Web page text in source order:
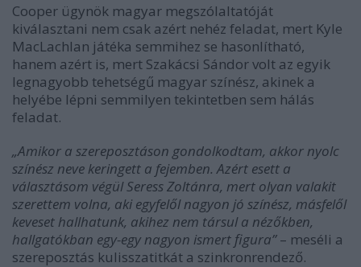
Cooper ügynök magyar megszólaltatóját
kiválasztani nem csak azért nehéz feladat, mert Kyle
MacLachlan játéka semmihez se hasonlítható,
hanem azért is, mert Szakácsi Sándor volt az egyik
legnagyobb tehetségű magyar színész, akinek a
helyébe lépni semmilyen tekintetben sem hálás
feladat.
„Amikor a szereposztáson gondolkodtam, akkor nyolc
színész neve keringett a fejemben. Azért esett a
választásom végül Seress Zoltánra, mert olyan valakit
szerettem volna, aki egyfelől nagyon jó színész, másfelől
keveset hallhatunk, akihez nem társul a nézőkben,
hallgatókban egy-egy nagyon ismert figura”– meséli a
szereposztás kulisszatitkát a szinkronrendező.